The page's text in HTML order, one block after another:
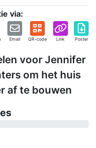
via:
Email QR-code Link Poster
voor Jennifer
om het huis
af te bouwen